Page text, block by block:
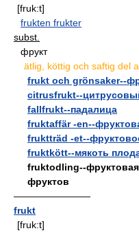
[fruk:t]
frukten frukter
subst.
фрукт
ätlig, köttig och saftig del
frukt och grönsaker--
citrusfrukt--
fallfrukt--падалица
fruktaffär -en--
fruktträd -et--
fruktkött--мякоть
fruktodling--
фруктов
————————
frukt
[fruk:t]